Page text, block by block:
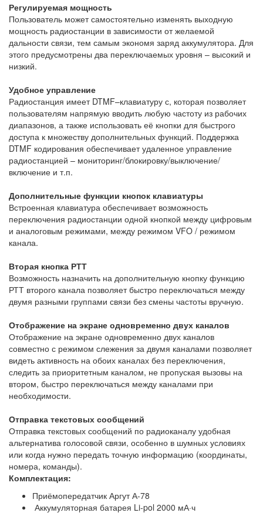
Регулируемая мощность
Пользователь может самостоятельно изменять выходную
мощность радиостанции в зависимости от желаемой
дальности связи, тем самым экономя заряд аккумулятора. Для
этого предусмотрены два переключаемых уровня – высокий и
низкий.
Удобное управление
Радиостанция имеет DTMF–клавиатуру с, которая позволяет
пользователям напрямую вводить любую частоту из рабочих
диапазонов, а также использовать её кнопки для быстрого
доступа к множеству дополнительных функций. Поддержка
DTMF кодирования обеспечивает удаленное управление
радиостанцией – мониторинг/блокировку/выключение/
включение и т.п.
Дополнительные функции кнопок клавиатуры
Встроенная клавиатура обеспечивает возможность
переключения радиостанции одной кнопкой между цифровым
и аналоговым режимами, между режимом VFO / режимом
канала.
Вторая кнопка РТТ
Возможность назначить на дополнительную кнопку функцию
РТТ второго канала позволяет быстро переключаться между
двумя разными группами связи без смены частоты вручную.
Отображение на экране одновременно двух каналов
Отображение на экране одновременно двух каналов
совместно с режимом слежения за двумя каналами позволяет
видеть активность на обоих каналах без переключения,
следить за приоритетным каналом, не пропуская вызовы на
втором, быстро переключаться между каналами при
необходимости.
Отправка текстовых сообщений
Отправка текстовых сообщений по радиоканалу удобная
альтернатива голосовой связи, особенно в шумных условиях
или когда нужно передать точную информацию (координаты,
номера, команды).
Комплектация:
Приёмопередатчик Аргут А-78
Аккумуляторная батарея Li-pol 2000 мА·ч